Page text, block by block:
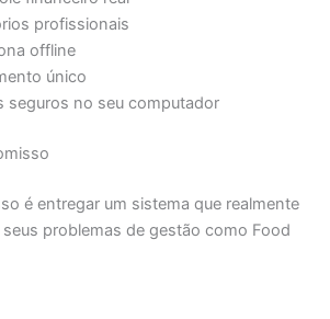
profissionais
offline
único
seguros no seu computador
é entregar um sistema que realmente
problemas de gestão como Food